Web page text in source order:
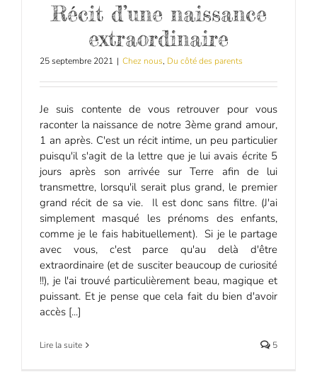
Récit d’une naissance
extraordinaire
25 septembre 2021 | Chez nous, Du côté des parents
Je suis contente de vous retrouver pour vous
raconter la naissance de notre 3ème grand amour,
1 an après. C'est un récit intime, un peu particulier
puisqu'il s'agit de la lettre que je lui avais écrite 5
jours après son arrivée sur Terre afin de lui
transmettre, lorsqu'il serait plus grand, le premier
grand récit de sa vie. Il est donc sans filtre. (J'ai
simplement masqué les prénoms des enfants,
comme je le fais habituellement). Si je le partage
avec vous, c'est parce qu'au delà d'être
extraordinaire (et de susciter beaucoup de curiosité
!!), je l'ai trouvé particulièrement beau, magique et
puissant. Et je pense que cela fait du bien d'avoir
accès [...]
Lire la suite 5